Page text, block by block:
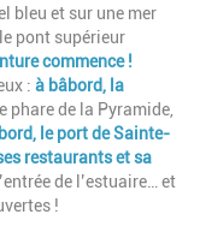
bleu et sur une mer
pont supérieur
commence !
: à bâbord, la
phare de la Pyramide,
leport de Sainte-
restaurants et sa
de l’estuaire… et
!